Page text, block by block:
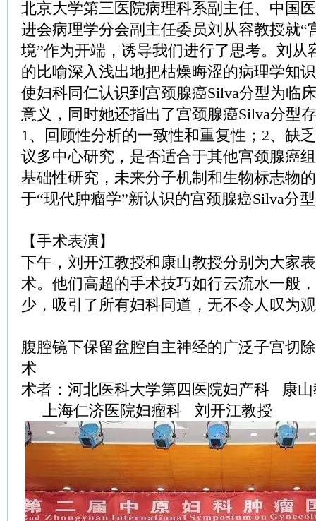
北京大学第三医院病理科系副主任、中国
进会病理学分会副主任委员刘从容教授就“
境”作为开端，诱导我们进行了思考。刘从
的比喻深入浅出地把枯燥晦涩的病理学知
使妇科同仁认识到宫颈腺癌Silva分型为临
意义，同时她还指出了宫颈腺癌Silva分型
1、回顾性分析的一致性和重复性；2、缺
议多中心研究，是否适合于其他宫颈腺癌
基础性研究，未来分子机制和生物标志物
于“现代肿瘤学”新认识的宫颈腺癌Silva分
【手术表演】
下午，刘开江教授和康山教授分别为大家
术。他们高超的手术技巧如行云流水一般
少，吸引了所有妇科同道，无不令人叹为
腹腔镜下保留盆腔自主神经的广泛子宫切
术
术者：河北医科大学第四医院妇产科 康山
上海仁济医院妇瘤科 刘开江教授